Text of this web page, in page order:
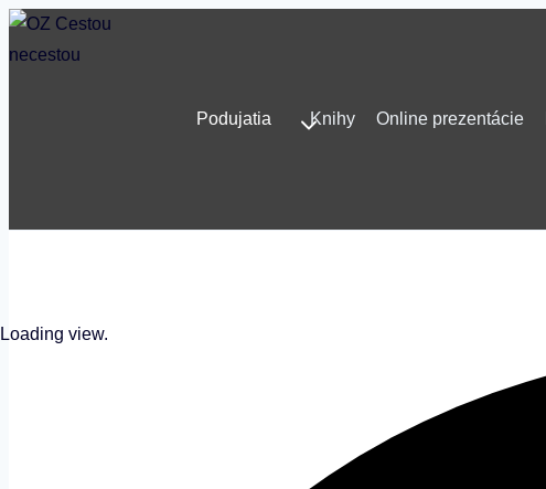
Skip
to
Podujatia
Knihy Online prezentácie
Loading view.